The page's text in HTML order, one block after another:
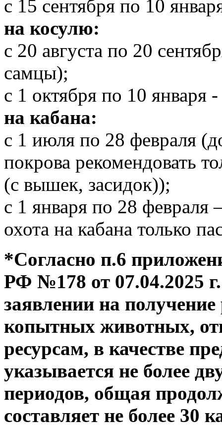
с 15 сентября по 10
на косулю:
с 20 августа по 20
самцы);
с 1 октября по 10 января
на кабана:
с 1 июля по 28 февраля
покрова рекомендовать
(с вышек, засидок));
с 1 января по 28
охота на кабана только
*Согласно п.6
РФ №178 от 07.04.2025 г.
заявлении на
копытных животных,
ресурсам, в качестве
указывается не более
периодов, общая
составляет не более 30